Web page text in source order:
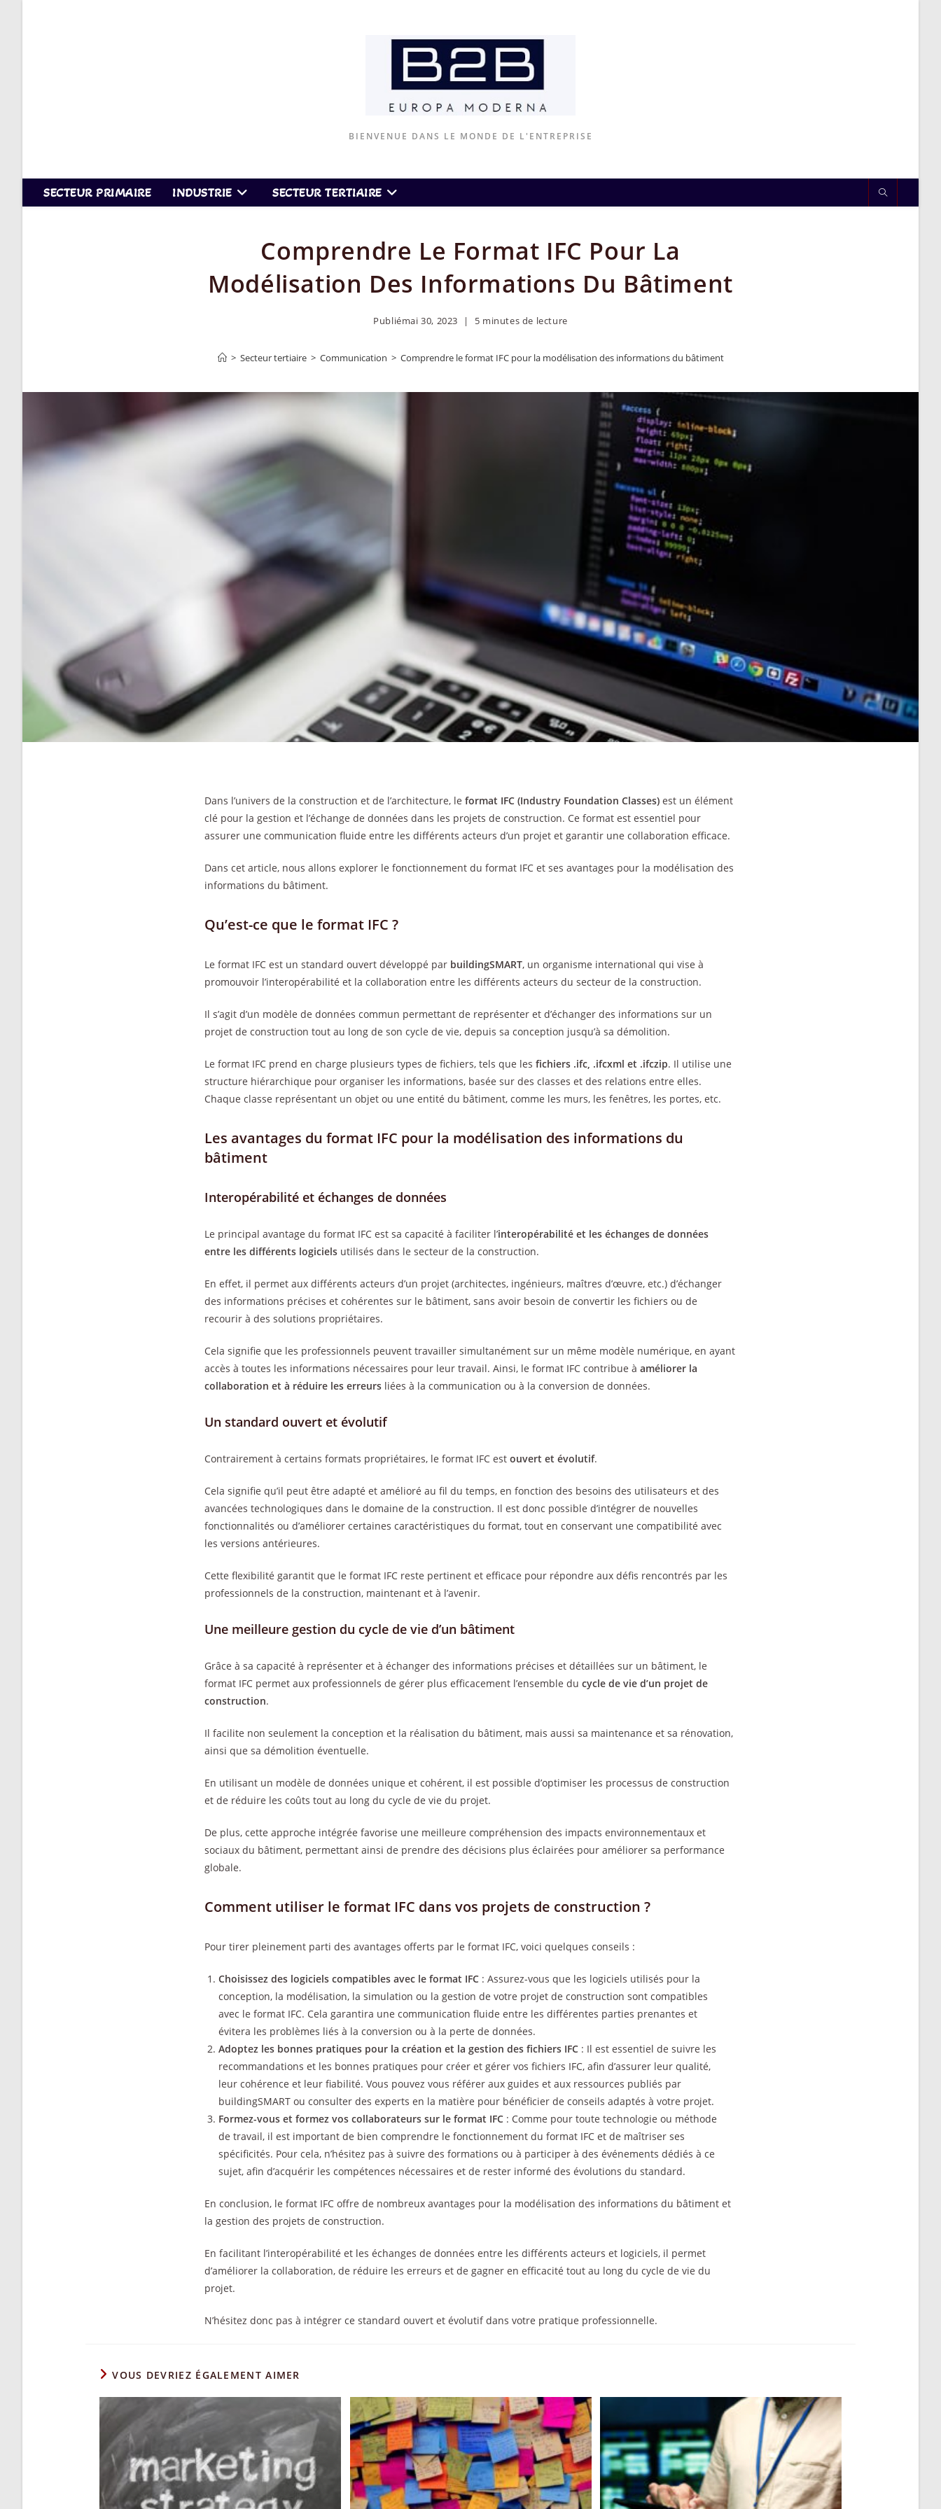
BIENVENUE DANS LE MONDE DE L'ENTREPRISE
SECTEUR PRIMAIRE INDUSTRIE SECTEUR TERTIAIRE
Comprendre Le Format IFC Pour La
Modélisation Des Informations Du Bâtiment
Publiémai 30, 2023 5 minutes de lecture
> Secteur tertiaire > Communication > Comprendre le format IFC pour la modélisation des informations du bâtiment
Dans l’univers de la construction et de l’architecture, le format IFC (Industry Foundation Classes) est un élément
clé pour la gestion et l’échange de données dans les projets de construction. Ce format est essentiel pour
assurer une communication fluide entre les différents acteurs d’un projet et garantir une collaboration efficace.
Dans cet article, nous allons explorer le fonctionnement du format IFC et ses avantages pour la modélisation des
informations du bâtiment.
Qu’est-ce que le format IFC ?
Le format IFC est un standard ouvert développé par buildingSMART, un organisme international qui vise à
promouvoir l’interopérabilité et la collaboration entre les différents acteurs du secteur de la construction.
Il s’agit d’un modèle de données commun permettant de représenter et d’échanger des informations sur un
projet de construction tout au long de son cycle de vie, depuis sa conception jusqu’à sa démolition.
Le format IFC prend en charge plusieurs types de fichiers, tels que les fichiers .ifc, .ifcxml et .ifczip. Il utilise une
structure hiérarchique pour organiser les informations, basée sur des classes et des relations entre elles.
Chaque classe représentant un objet ou une entité du bâtiment, comme les murs, les fenêtres, les portes, etc.
Les avantages du format IFC pour la modélisation des informations du
bâtiment
Interopérabilité et échanges de données
Le principal avantage du format IFC est sa capacité à faciliter l’interopérabilité et les échanges de données
entre les différents logiciels utilisés dans le secteur de la construction.
En effet, il permet aux différents acteurs d’un projet (architectes, ingénieurs, maîtres d’œuvre, etc.) d’échanger
des informations précises et cohérentes sur le bâtiment, sans avoir besoin de convertir les fichiers ou de
recourir à des solutions propriétaires.
Cela signifie que les professionnels peuvent travailler simultanément sur un même modèle numérique, en ayant
accès à toutes les informations nécessaires pour leur travail. Ainsi, le format IFC contribue à améliorer la
collaboration et à réduire les erreurs liées à la communication ou à la conversion de données.
Un standard ouvert et évolutif
Contrairement à certains formats propriétaires, le format IFC est ouvert et évolutif.
Cela signifie qu’il peut être adapté et amélioré au fil du temps, en fonction des besoins des utilisateurs et des
avancées technologiques dans le domaine de la construction. Il est donc possible d’intégrer de nouvelles
fonctionnalités ou d’améliorer certaines caractéristiques du format, tout en conservant une compatibilité avec
les versions antérieures.
Cette flexibilité garantit que le format IFC reste pertinent et efficace pour répondre aux défis rencontrés par les
professionnels de la construction, maintenant et à l’avenir.
Une meilleure gestion du cycle de vie d’un bâtiment
Grâce à sa capacité à représenter et à échanger des informations précises et détaillées sur un bâtiment, le
format IFC permet aux professionnels de gérer plus efficacement l’ensemble du cycle de vie d’un projet de
construction.
Il facilite non seulement la conception et la réalisation du bâtiment, mais aussi sa maintenance et sa rénovation,
ainsi que sa démolition éventuelle.
En utilisant un modèle de données unique et cohérent, il est possible d’optimiser les processus de construction
et de réduire les coûts tout au long du cycle de vie du projet.
De plus, cette approche intégrée favorise une meilleure compréhension des impacts environnementaux et
sociaux du bâtiment, permettant ainsi de prendre des décisions plus éclairées pour améliorer sa performance
globale.
Comment utiliser le format IFC dans vos projets de construction ?
Pour tirer pleinement parti des avantages offerts par le format IFC, voici quelques conseils :
Choisissez des logiciels compatibles avec le format IFC : Assurez-vous que les logiciels utilisés pour la
conception, la modélisation, la simulation ou la gestion de votre projet de construction sont compatibles
avec le format IFC. Cela garantira une communication fluide entre les différentes parties prenantes et
évitera les problèmes liés à la conversion ou à la perte de données.
Adoptez les bonnes pratiques pour la création et la gestion des fichiers IFC : Il est essentiel de suivre les
recommandations et les bonnes pratiques pour créer et gérer vos fichiers IFC, afin d’assurer leur qualité,
leur cohérence et leur fiabilité. Vous pouvez vous référer aux guides et aux ressources publiés par
buildingSMART ou consulter des experts en la matière pour bénéficier de conseils adaptés à votre projet.
Formez-vous et formez vos collaborateurs sur le format IFC : Comme pour toute technologie ou méthode
de travail, il est important de bien comprendre le fonctionnement du format IFC et de maîtriser ses
spécificités. Pour cela, n’hésitez pas à suivre des formations ou à participer à des événements dédiés à ce
sujet, afin d’acquérir les compétences nécessaires et de rester informé des évolutions du standard.
En conclusion, le format IFC offre de nombreux avantages pour la modélisation des informations du bâtiment et
la gestion des projets de construction.
En facilitant l’interopérabilité et les échanges de données entre les différents acteurs et logiciels, il permet
d’améliorer la collaboration, de réduire les erreurs et de gagner en efficacité tout au long du cycle de vie du
projet.
N’hésitez donc pas à intégrer ce standard ouvert et évolutif dans votre pratique professionnelle.
VOUS DEVRIEZ ÉGALEMENT AIMER